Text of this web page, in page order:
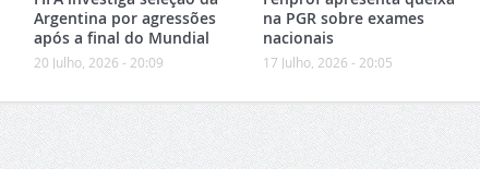
Argentina por agressões
após a final do Mundial
20 Julho, 2026 - 20:09
na PGR sobre exames
nacionais
17 Julho, 2026 - 20:05